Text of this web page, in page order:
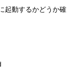
起動するかどうか確